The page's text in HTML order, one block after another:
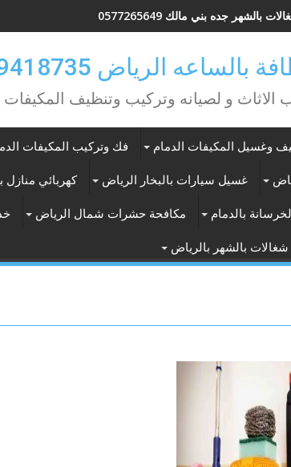
بالشهر جده بني مالك 0577265649
الرياض 0579418735-0549362075
الاثاث و لصيانه وتركيب وتنظيف
وغسيل المكيفات الدمام فك وتركيب المكيفات
غسيل سيارات بالبخار الرياض كهربائي منازل
بالدمام مكافحة حشرات شمال الرياض
شغالات بالشهر بالرياض